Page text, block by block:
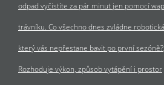
odpad vyčistíte za pár minut jen pomocí
trávníku. Co všechno dnes zvládne
který vás nepřestane bavit po první sezóně?
Rozhoduje výkon, způsob vytápění i prostor